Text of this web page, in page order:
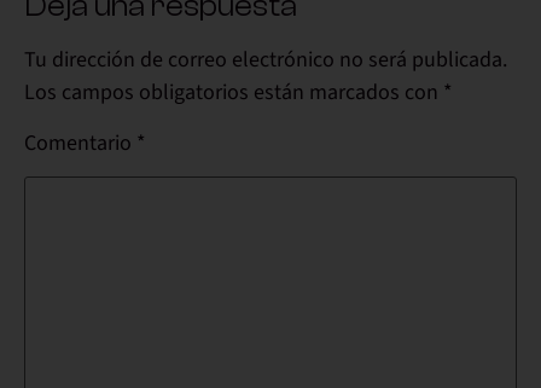
Tu dirección de correo electrónico no será publicada.
Los campos obligatorios están marcados con *
Comentario *